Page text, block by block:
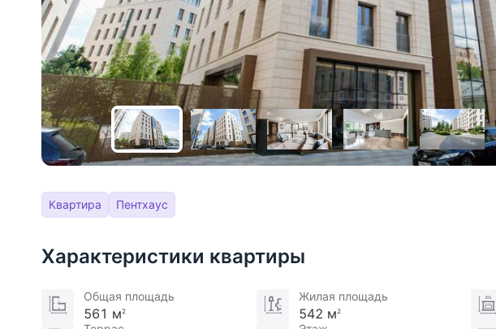
Квартира Пентхаус
Характеристики квартиры
Общая площадь
561 м 2
Жилая площадь
542 м 2